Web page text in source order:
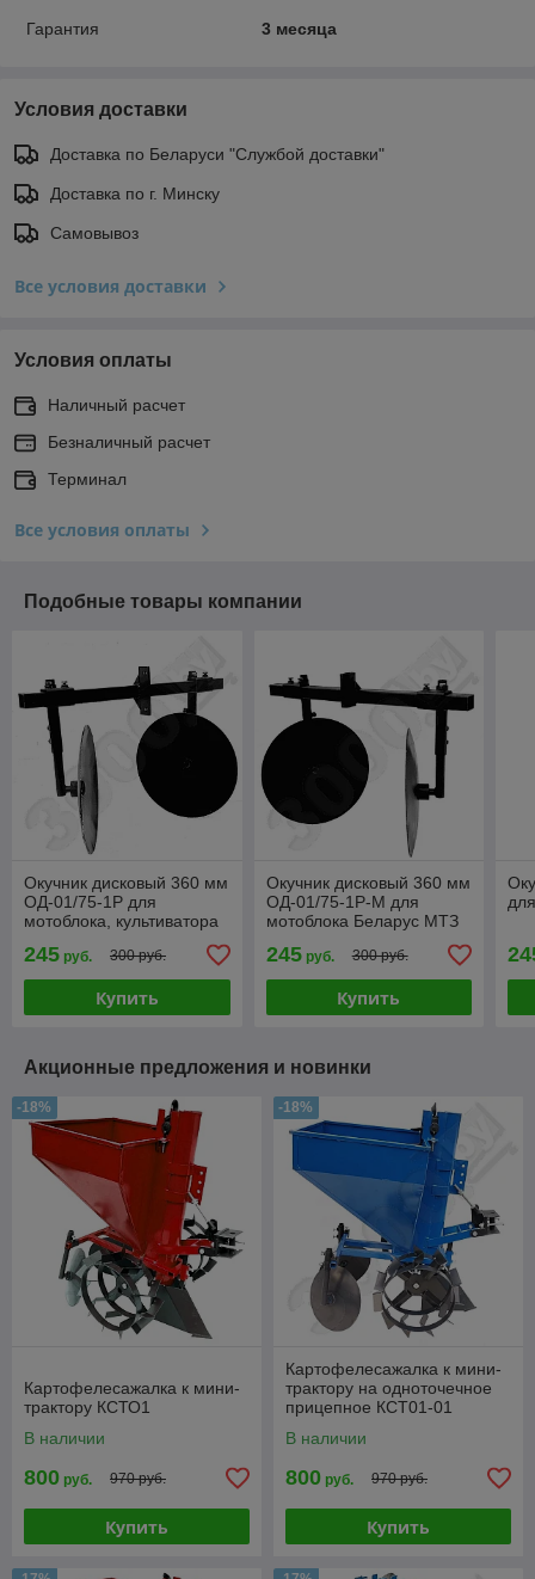
Гарантия 3 месяца
Условия доставки
Доставка по Беларуси "Службой доставки"
Доставка по г. Минску
Самовывоз
Все условия доставки
Условия оплаты
Наличный расчет
Безналичный расчет
Терминал
Все условия оплаты
Подобные товары компании
Окучник дисковый 360 мм
ОД-01/75-1Р для
мотоблока, культиватора
245 руб. 300 руб.
Купить
Окучник дисковый 360 мм
ОД-01/75-1Р-М для
мотоблока Беларус МТЗ
245руб. 300 руб.
Купить
Акционные предложения и новинки
-18%
Картофелесажалка к мини-
трактору КСТО1
В наличии
800 руб. 970 руб.
Купить
-18%
Картофелесажалка к мини-
трактору на одноточечное
прицепное КСТ01-01
В наличии
800 руб. 970 руб.
Купить